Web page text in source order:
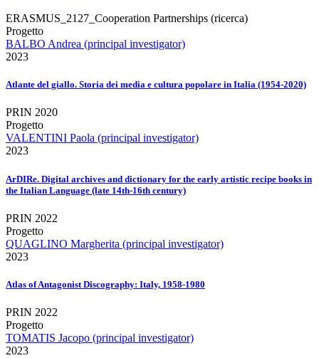
ERASMUS_2127_Cooperation Partnerships (ricerca)
Progetto
BALBO Andrea (principal investigator)
2023
Atlante del giallo. Storia dei media e cultura popolare in Italia (1954-2020)
PRIN 2020
Progetto
VALENTINI Paola (principal investigator)
2023
ArDIRe. Digital archives and dictionary for the early artistic recipe books in
the Italian Language (late 14th-16th century)
PRIN 2022
Progetto
QUAGLINO Margherita (principal investigator)
2023
Atlas of Antagonist Discography: Italy, 1958-1980
PRIN 2022
Progetto
TOMATIS Jacopo (principal investigator)
2023